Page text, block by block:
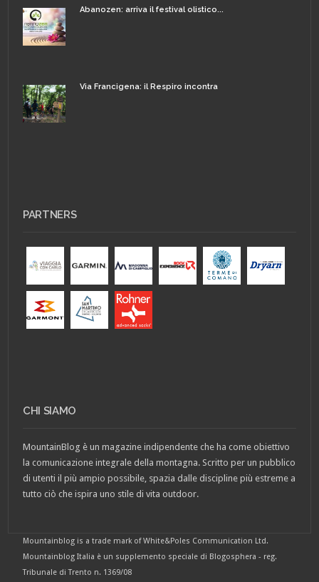
Abanozen: arriva il festival olistico...
Via Francigena: il Respiro incontra
PARTNERS
CHI SIAMO
MountainBlog è un magazine indipendente che ha come obiettivo
la comunicazione integrale della montagna. Scritto per un pubblico
di utenti il più ampio possibile, spazia dalle discipline più estreme a
tutto ciò che ispira uno stile di vita outdoor.
Mountainblog is a trade mark of White&Poles Communication Ltd.
Mountainblog Italia è un supplemento speciale di Blogosphera - reg.
Tribunale di Trento n. 1369/08